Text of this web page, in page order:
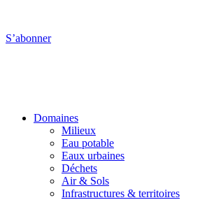
S’abonner
Domaines
Milieux
Eau potable
Eaux urbaines
Déchets
Air & Sols
Infrastructures & territoires